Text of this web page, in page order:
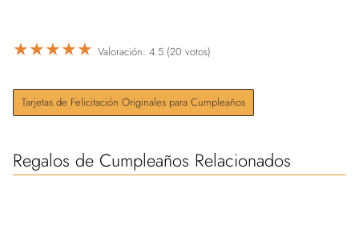
★★★★★ Valoración: 4.5 (20 votos)
Tarjetas de Felicitación Originales para Cumpleaños
Regalos de Cumpleaños Relacionados